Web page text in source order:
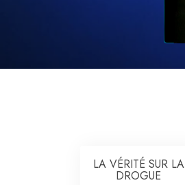
LA VÉRITÉ SUR LA
DROGUE